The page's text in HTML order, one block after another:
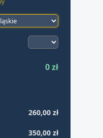
0 zł
260,00 zł
350,00 zł